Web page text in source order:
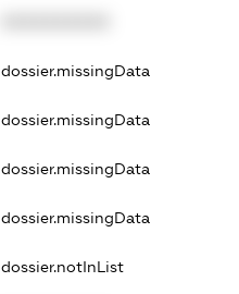
dossier.missingData
dossier.missingData
dossier.missingData
dossier.missingData
dossier.notInList